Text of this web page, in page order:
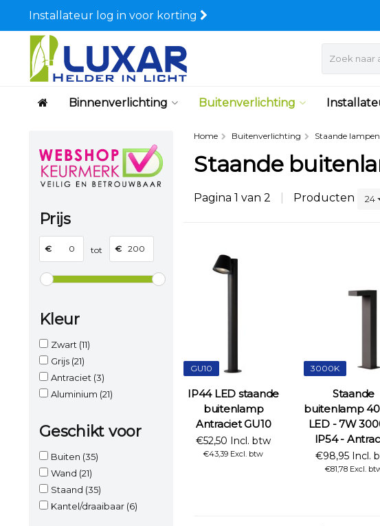
Installateur log in voor korting
Binnenverlichting Buitenverlichting
Prijs
€ tot €
Kleur
Zwart (11)
Grijs (21)
Antraciet (3)
Aluminium (21)
Geschikt voor
Buiten (35)
Wand (21)
Staand (35)
Kantel/draaibaar (6)
Home Buitenverlichting Staande lampen
Staande
Pagina 1 van 2 Producten 24
GU10
IP44 LED staande
buitenlamp
Antraciet GU10
€52,50 Incl. btw
€43,39 Excl. btw
3000K
Staande
buitenlamp
LED - 7W
IP54 -
€98,95 Incl.
€81,78 Excl.